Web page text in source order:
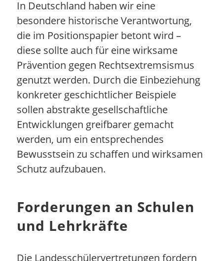
In Deutschland haben wir eine
besondere historische Verantwortung,
die im Positionspapier betont wird –
diese sollte auch für eine wirksame
Prävention gegen Rechtsextremsismus
genutzt werden. Durch die Einbeziehung
konkreter geschichtlicher Beispiele
sollen abstrakte gesellschaftliche
Entwicklungen greifbarer gemacht
werden, um ein entsprechendes
Bewusstsein zu schaffen und wirksamen
Schutz aufzubauen.
Forderungen an Schulen
und Lehrkräfte
Die Landesschülervertretungen fordern